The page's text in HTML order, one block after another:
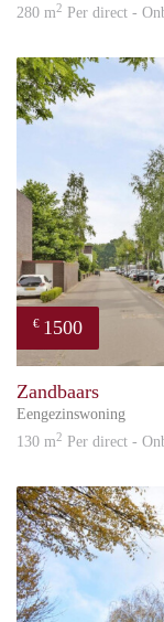
280 m2 Per direct -
€ 1500
Zandbaars
Eengezinswoning
130 m2 Per direct -